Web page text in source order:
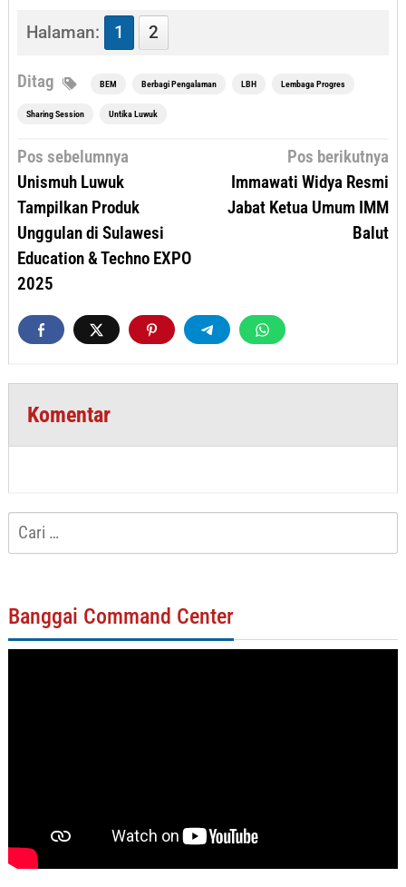
Halaman: 1 2
Ditag BEM Berbagi Pengalaman LBH Lembaga Progres
Sharing Session Untika Luwuk
Navigasi
Pos sebelumnya
Unismuh Luwuk
Tampilkan Produk
Unggulan di Sulawesi
Education & Techno EXPO
2025
Pos berikutnya
Immawati Widya Resmi
Jabat Ketua Umum IMM
Balut
Komentar
Cari
untuk:
Banggai Command Center